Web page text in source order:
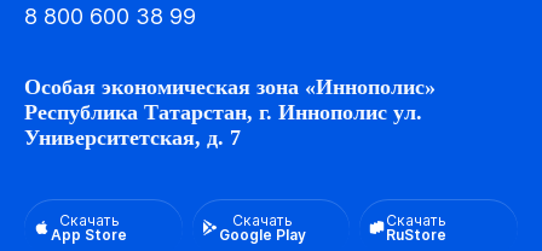
8 800 600 38 99
Особая экономическая зона «Иннополис»
Республика Татарстан, г. Иннополис ул.
Университетская, д. 7
Скачать
App Store
Скачать
Google Play
Скачать
RuStore